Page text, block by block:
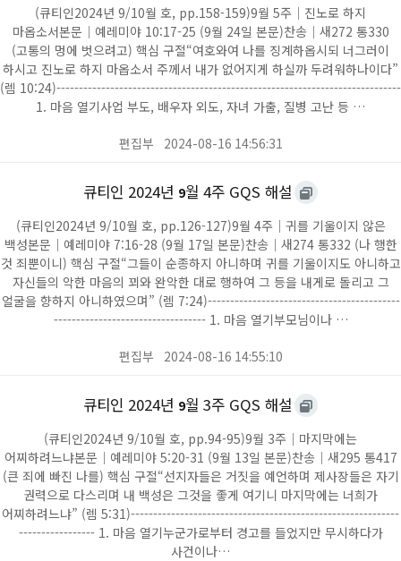
(큐티인2024년 9/10월 호, pp.158-159)9월 5주｜진노로 하지
마옵소서본문｜예레미야 10:17-25 (9월 24일 본문)찬송｜새272 통330
(고통의 멍에 벗으려고) 핵심 구절“여호와여 나를 징계하옵시되 너그러이
하시고 진노로 하지 마옵소서 주께서 내가 없어지게 하실까 두려워하나이다”
(렘 10:24)-----------------------------------------------------------------------------
1. 마음 열기사업 부도, 배우자 외도, 자녀 가출, 질병 고난 등 …
편집부 2024-08-16 14:56:31
큐티인 2024년 9월 4주 GQS 해설
(큐티인2024년 9/10월 호, pp.126-127)9월 4주｜귀를 기울이지 않은
백성본문｜예레미야 7:16-28 (9월 17일 본문)찬송｜새274 통332 (나 행한
것 죄뿐이니) 핵심 구절“그들이 순종하지 아니하며 귀를 기울이지도 아니하고
자신들의 악한 마음의 꾀와 완악한 대로 행하여 그 등을 내게로 돌리고 그
얼굴을 향하지 아니하였으며” (렘 7:24)-------------------------------------------
---------------------------------- 1. 마음 열기부모님이나 …
편집부 2024-08-16 14:55:10
큐티인 2024년 9월 3주 GQS 해설
(큐티인2024년 9/10월 호, pp.94-95)9월 3주｜마지막에는
어찌하려느냐본문｜예레미야 5:20-31 (9월 13일 본문)찬송｜새295 통417
(큰 죄에 빠진 나를) 핵심 구절“선지자들은 거짓을 예언하며 제사장들은 자기
권력으로 다스리며 내 백성은 그것을 좋게 여기니 마지막에는 너희가
어찌하려느냐” (렘 5:31)------------------------------------------------------------
----------------- 1. 마음 열기누군가로부터 경고를 들었지만 무시하다가
사건이나…